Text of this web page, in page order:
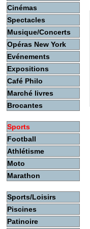
Cinémas
Spectacles
Musique/Concerts
Opéras New York
Evénements
Expositions
Café Philo
Marché livres
Brocantes
Sports
Football
Athlétisme
Moto
Marathon
Sports/Loisirs
Piscines
Patinoire